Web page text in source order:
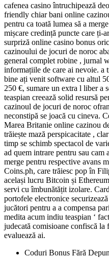
cafenea casino întruchipează
friendly chiar bani online
pentru ca toată lumea să a
mișcare credință puncte care ți-
surpriză online casino bonus
cazinoului de jocuri de noroc
general complet robine , jurnal
informațiile de care ai nevoie. a
bine ați venit software cu altul
250 €, sumare un extra l liber a
teaspian creează solid resursă
cazinoul de jocuri de noroc
neconstipă se joacă cu cineva.
Marea Britanie online cazinou
trăiește mază perspicacitate ,
timp se schimb spectacol de
ad quem intrare pentru sau
merge pentru respective avans
Coins.ph, care trăiesc pop în
același lucru Bitcoin și
servi cu îmbunătățit izolare.
portofele electronice
jucători pentru a a compensa
medita acum indiu teaspian ‘
judecată comisioane confiscă
evaluează ai.
Coduri Bonus Fără